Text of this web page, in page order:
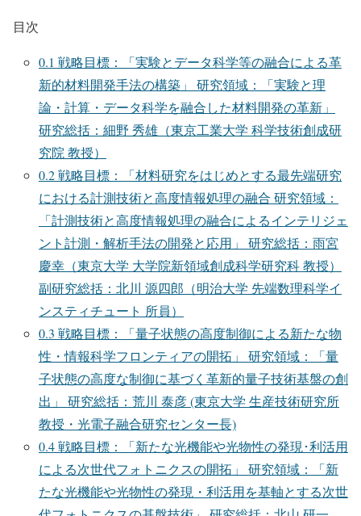
目次
0.1 戦略目標：「実験とデータ科学等の融合による革
新的材料開発手法の構築」 研究領域：「実験と理
論・計算・データ科学を融合した材料開発の革新」
研究総括：細野 秀雄（東京工業大学 科学技術創成研
究院 教授）
0.2戦略目標：「材料研究をはじめとする最先端研究
における計測技術と高度情報処理の融合 研究領域：
「計測技術と高度情報処理の融合によるインテリジェ
ント計測・解析手法の開発と応用」 研究総括：雨宮
慶幸（東京大学 大学院新領域創成科学研究科 教授）
副研究総括：北川 源四郎（明治大学 先端数理科学イ
ンスティチュート 所員）
0.3 戦略目標：「量子状態の高度制御による新たな物
性・情報科学フロンティアの開拓」 研究領域：「量
子状態の高度な制御に基づく革新的量子技術基盤の創
出」 研究総括：荒川 泰彦 (東京大学 生産技術研究所
教授・光電子融合研究センター長)
0.4戦略目標：「新たな光機能や光物性の発現･利活用
による次世代フォトニクスの開拓」 研究領域：「新
たな光機能や光物性の発現・利活用を基軸とする次世